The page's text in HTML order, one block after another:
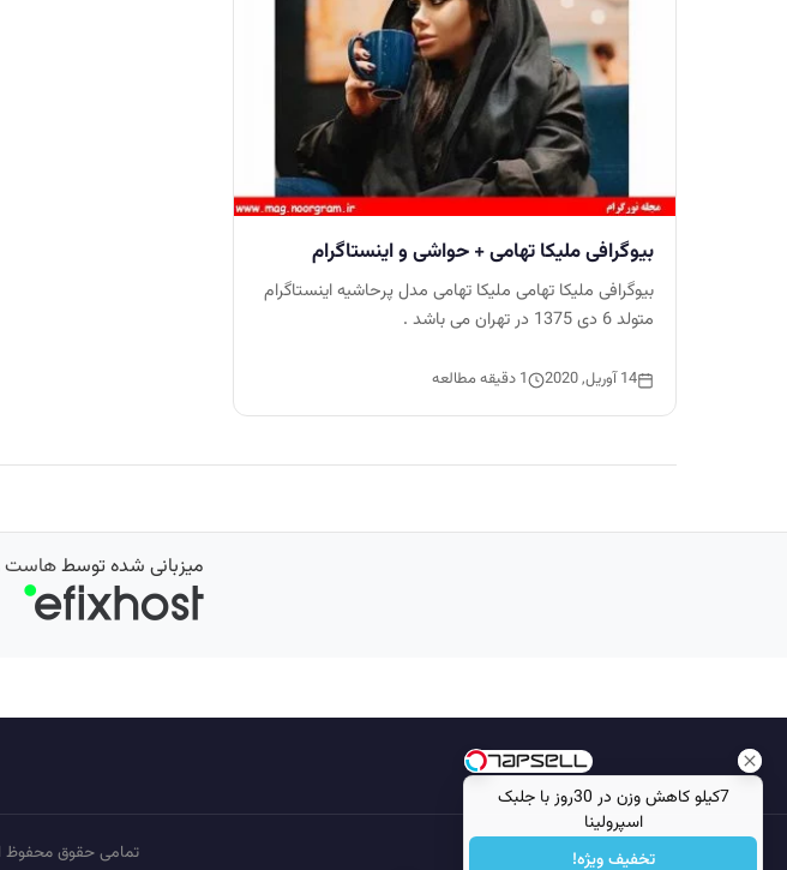
7کیلو کاهش وزن در 30روز با جلبک
اسپرولینا
تخفیف ویژه!
بیوگرافی ملیکا تهامی + حواشی و اینستاگرام
بیوگرافی ملیکا تهامی ملیکا تهامی مدل پرحاشیه اینستاگرام
متولد 6 دی 1375 در تهران می باشد .
14 آوریل, 2020 1 دقیقه مطالعه
میزبانی شده توسطهاست
تمامی حقوق محفوظ